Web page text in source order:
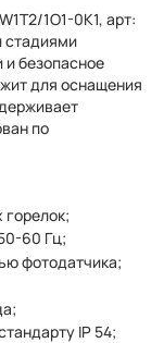
1O1-0K1, арт:
стадиями
безопасное
для оснащения
по
горелок;
60 Гц;
фотодатчика;
IP 54;